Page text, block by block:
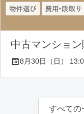
中古マンショ
8月30日（日）
すべての